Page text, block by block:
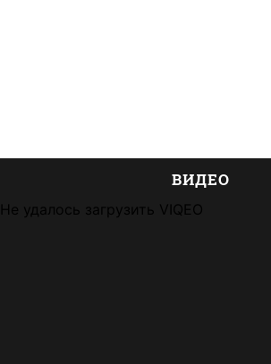
ВИДЕО
Не удалось загрузить VIQEO